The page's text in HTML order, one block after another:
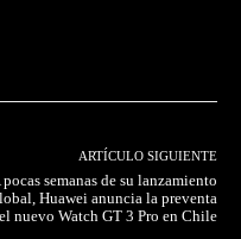
ARTÍCULO SIGUIENTE
pocas semanas de su lanzamiento
Huawei anuncia la preventa
nuevo Watch GT 3 Pro en Chile